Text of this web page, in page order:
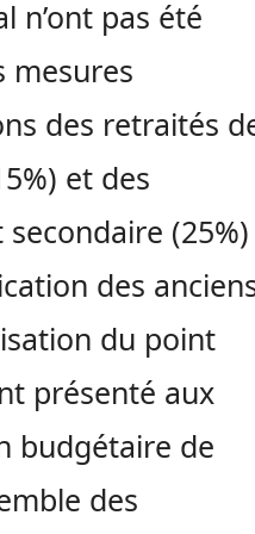
n’ont pas été
mesures
des retraités
et des
des
du point
présenté aux
budgétaire de
des